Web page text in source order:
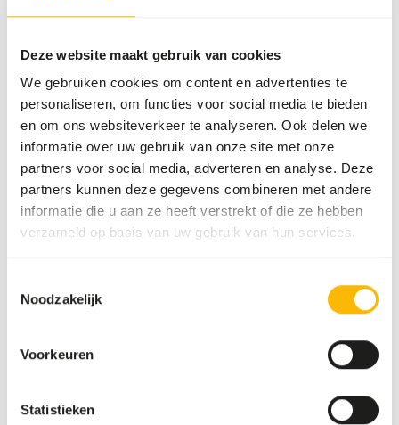
Deze website maakt gebruik van cookies
We gebruiken cookies om content en advertenties te
personaliseren, om functies voor social media te bieden
en om ons websiteverkeer te analyseren. Ook delen we
informatie over uw gebruik van onze site met onze
partners voor social media, adverteren en analyse. Deze
partners kunnen deze gegevens combineren met andere
informatie die u aan ze heeft verstrekt of die ze hebben
verzameld op basis van uw gebruik van hun services.
Noodzakelijk
Voorkeuren
Statistieken
Merk Kiezebrink
Voedingsadvies
Kuikens kunnen als heel prooidier gevoerd worden.
Wanneer er dagelijks veel kuikens gevoerd worden kan het
verstandig zijn om de dooier bij een aantal kuikens te
Dit product is een rauw diervoeder. Houdt daarom de
hygiënevoorschriften in acht.